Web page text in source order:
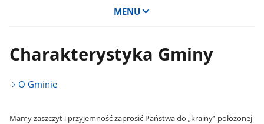
MENU
Charakterystyka Gminy
O Gminie
Mamy zaszczyt i przyjemność zaprosić Państwa do „krainy” położonej